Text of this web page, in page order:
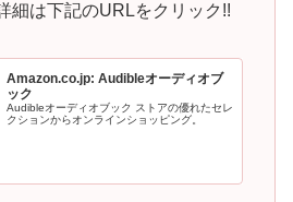
細は下記のURLをクリック!!
Amazon.co.jp: Audibleオーディオブ
ック
Audibleオーディオブック ストアの優れたセレ
クションからオンラインショッピング。